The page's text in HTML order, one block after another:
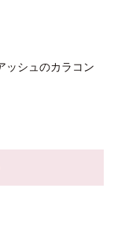
ッシュのカラコン